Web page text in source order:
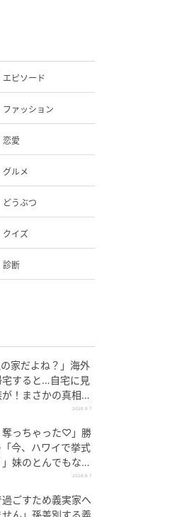
エピソード
ファッション
恋愛
グルメ
どうぶつ
クイズ
診断
家だよね？」海外
宅すると…自宅に見
！まさかの真相と
2026.8.7
奪っちゃった♡」勝
今、ハワイで挙式
妹のとんでもない
2026.8.7
ごすため義実家へ
せん」孫差別する義